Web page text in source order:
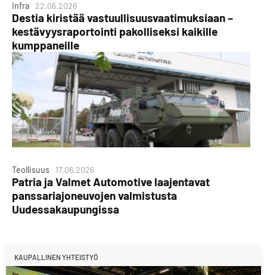
Infra 22.06.2026
Destia kiristää vastuullisuusvaatimuksiaan –
kestävyysraportointi pakolliseksi kaikille
kumppaneille
Teollisuus 17.06.2026
Patria ja Valmet Automotive laajentavat
panssariajoneuvojen valmistusta
Uudessakaupungissa
KAUPALLINEN YHTEISTYÖ